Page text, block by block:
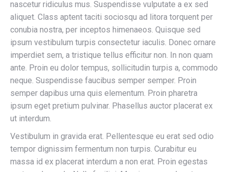
nascetur ridiculus mus. Suspendisse vulputate a ex sed
aliquet. Class aptent taciti sociosqu ad litora torquent per
conubia nostra, per inceptos himenaeos. Quisque sed
ipsum vestibulum turpis consectetur iaculis. Donec ornare
imperdiet sem, a tristique tellus efficitur non. In non quam
ante. Proin eu dolor tempus, sollicitudin turpis a, commodo
neque. Suspendisse faucibus semper semper. Proin
semper dapibus urna quis elementum. Proin pharetra
ipsum eget pretium pulvinar. Phasellus auctor placerat ex
ut interdum.
Vestibulum in gravida erat. Pellentesque eu erat sed odio
tempor dignissim fermentum non turpis. Curabitur eu
massa id ex placerat interdum a non erat. Proin egestas